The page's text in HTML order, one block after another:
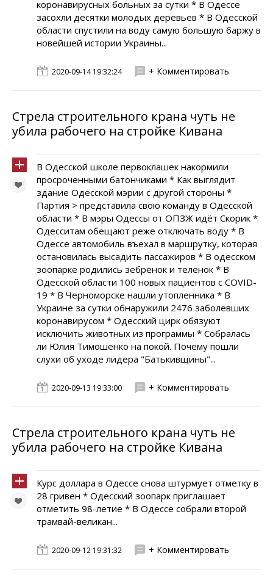
коронавирусных больных за сутки * В Одессе
засохли десятки молодых деревьев * В Одесской
области спустили на воду самую большую баржу в
новейшей истории Украины...
2020-09-14 19:32:24 + Комментировать
Стрела строительного крана чуть не
убила рабочего на стройке Кивана
В Одесской школе первоклашек накормили
просроченными батончиками * Как выглядит
здание Одесской мэрии с другой стороны *
Партия > представила свою команду в Одесской
области * В мэры Одессы от ОПЗЖ идёт Скорик *
Одесситам обещают реже отключать воду * В
Одессе автомобиль въехал в маршрутку, которая
остановилась высадить пассажиров * В одесском
зоопарке родились зебренок и теленок * В
Одесской области 100 новых пациентов с COVID-
19 * В Черноморске нашли утопленника * В
Украине за сутки обнаружили 2476 заболевших
коронавирусом * Одесский цирк обязуют
исключить животных из программы * Собралась
ли Юлия Тимошенко на покой. Почему пошли
слухи об уходе лидера "Батькивщины"...
2020-09-13 19:33:00 + Комментировать
Стрела строительного крана чуть не
убила рабочего на стройке Кивана
Курс доллара в Одессе снова штурмует отметку в
28 гривен * Одесский зоопарк приглашает
отметить 98-летие * В Одессе собрали второй
трамвай-великан...
2020-09-12 19:31:32 + Комментировать